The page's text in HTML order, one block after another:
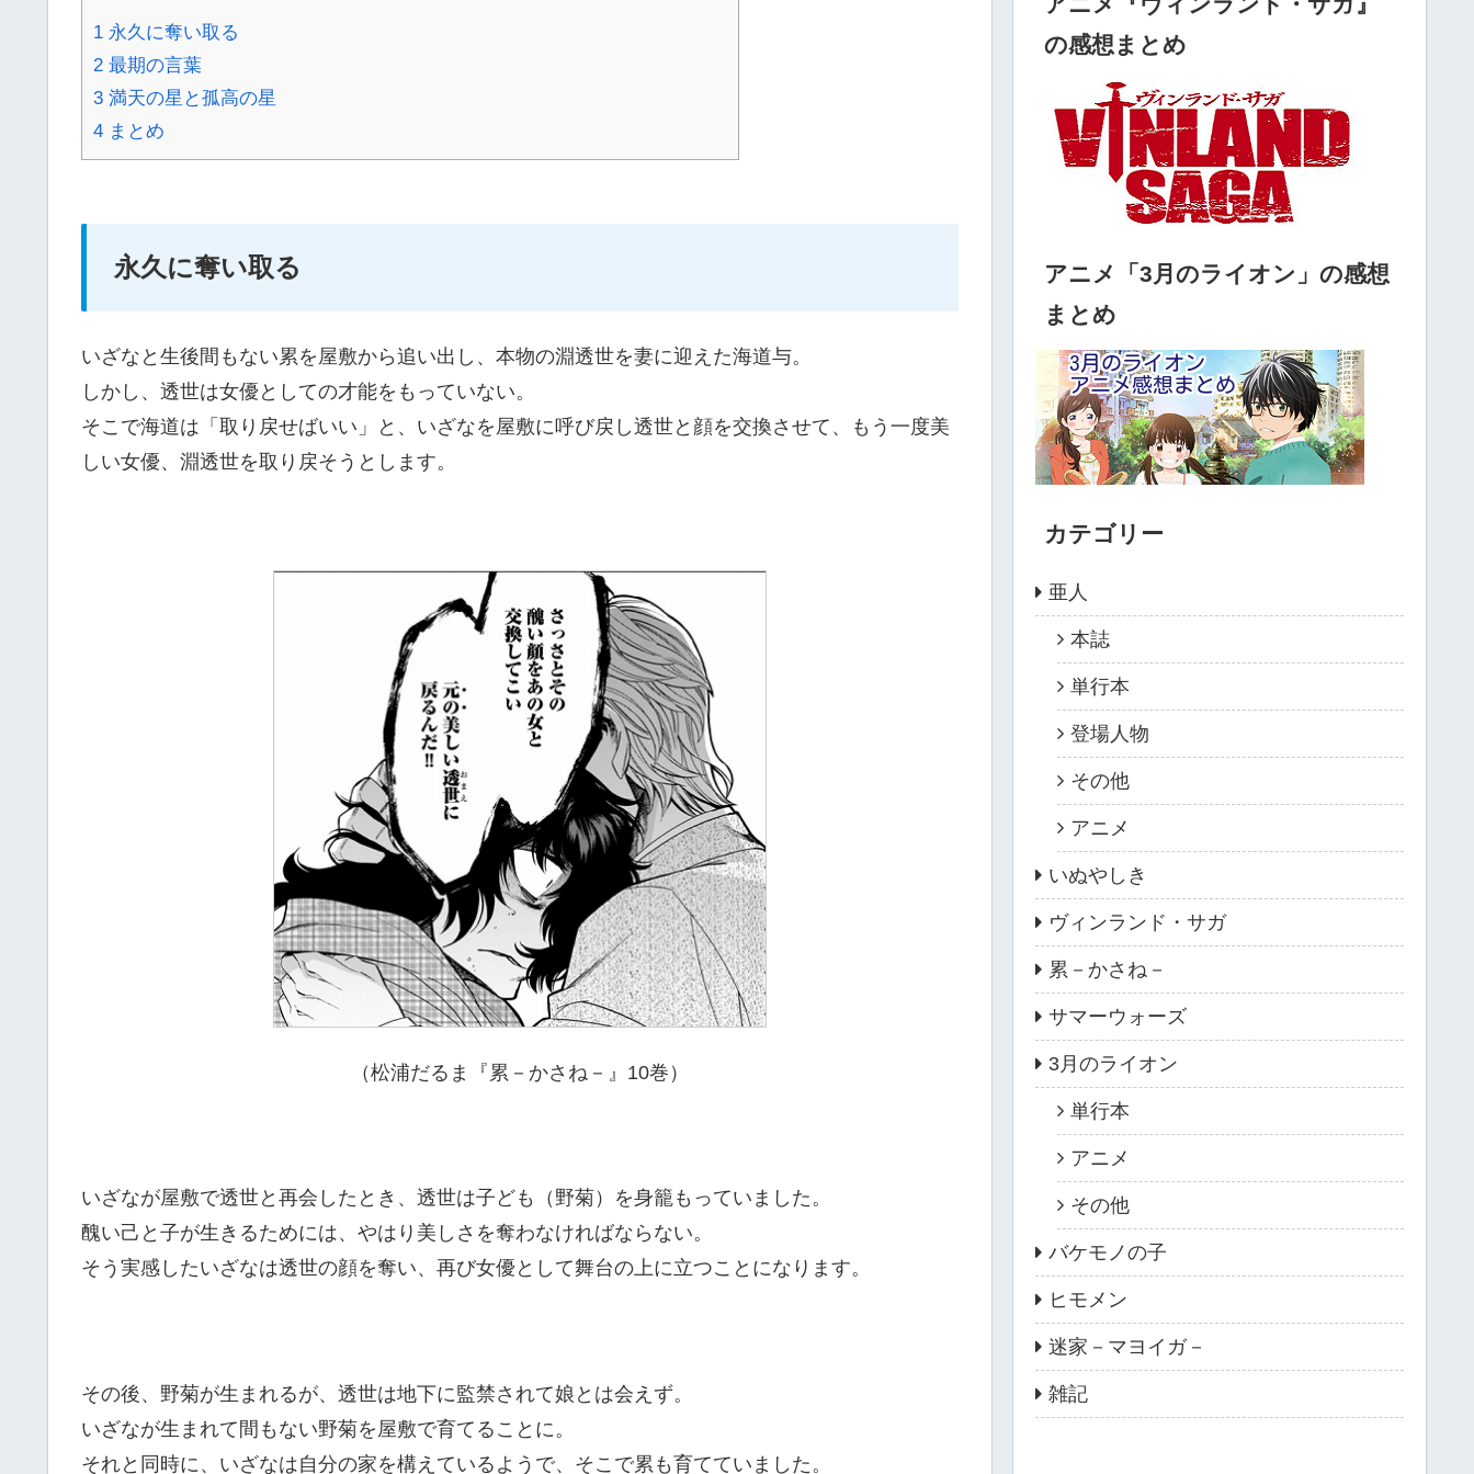
1 永久に奪い取る
2 最期の言葉
3 満天の星と孤高の星
4 まとめ
永久に奪い取る
いざなと生後間もない累を屋敷から追い出し、本物の淵透世を妻に迎えた海道与。
しかし、透世は女優としての才能をもっていない。
そこで海道は「取り戻せばいい」と、いざなを屋敷に呼び戻し透世と顔を交換させて、もう一度美
しい女優、淵透世を取り戻そうとします。
（松浦だるま『累－かさね－』10巻）
いざなが屋敷で透世と再会したとき、透世は子ども（野菊）を身籠もっていました。
醜い己と子が生きるためには、やはり美しさを奪わなければならない。
そう実感したいざなは透世の顔を奪い、再び女優として舞台の上に立つことになります。
その後、野菊が生まれるが、透世は地下に監禁されて娘とは会えず。
いざなが生まれて間もない野菊を屋敷で育てることに。
それと同時に、いざなは自分の家を構えているようで、そこで累も育てていました。
の感想まとめ
アニメ「3月のライオン」の感想
まとめ
カテゴリー
亜人
本誌
単行本
登場人物
その他
アニメ
いぬやしき
ヴィンランド・サガ
累－かさね－
サマーウォーズ
3月のライオン
単行本
アニメ
その他
バケモノの子
ヒモメン
迷家－マヨイガ－
雑記